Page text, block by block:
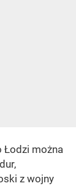
Łodzi można
z wojny